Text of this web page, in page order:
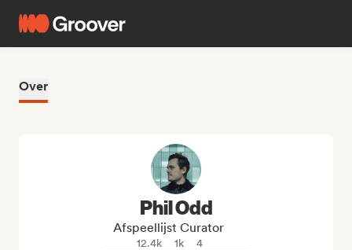
Over
Phil Odd
Afspeellijst Curator
12.4k 1k
4